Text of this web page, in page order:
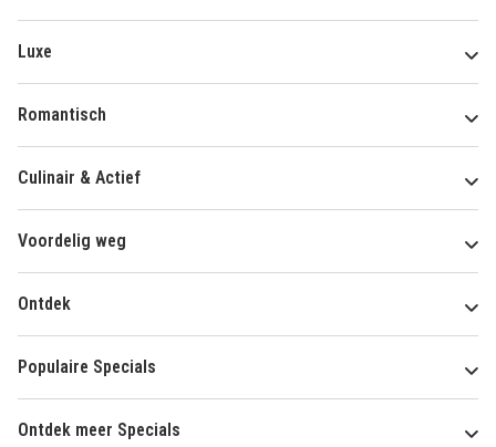
Luxe
Romantisch
Culinair & Actief
Voordelig weg
Ontdek
Populaire Specials
Ontdek meer Specials